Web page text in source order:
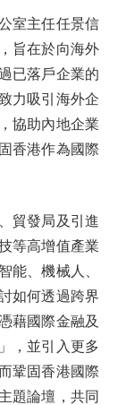
室主任任景信
旨在於向海外
已落戶企業的
力吸引海外企
協助內地企業
香港作為國際
貿發局及引進
等高增值產業
能、機械人、
如何透過跨界
藉國際金融及
，並引入更多
鞏固香港國際
題論壇，共同